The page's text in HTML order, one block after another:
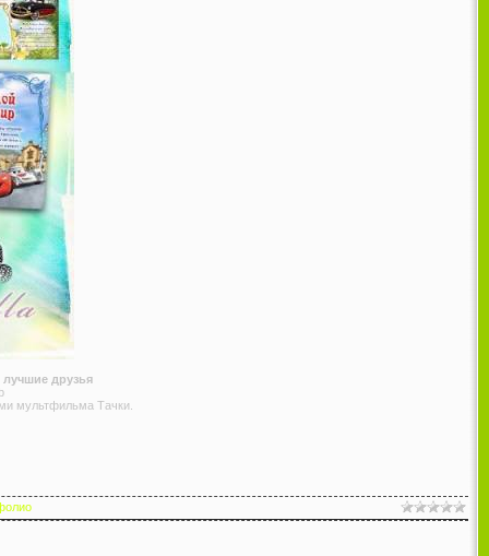
друзья
мультфильма Тачки.